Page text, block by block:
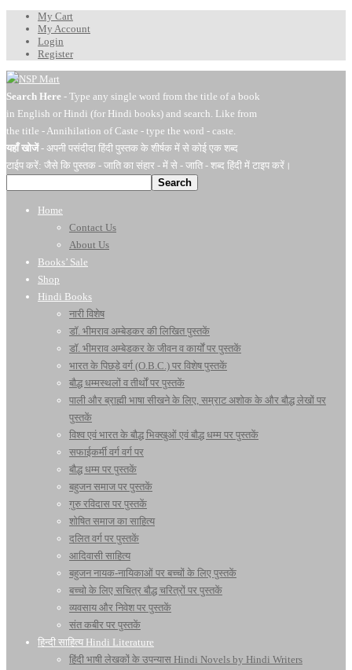
My Cart
My Account
Login
Register
Search Here - Type any single word from the title of a book
in English or Hindi (for Hindi books) and search. Like from
the title - Annihilation of Caste - type the word - caste.
यहाँ खोजें- अपनी पसंदीदा हिंदी पुस्तक के शीर्षक में से कोई एक शब्द
टाईप करें: जैसे कि पुस्तक - जाति का संहार - में से - जाति - शब्द हिंदी में टाइप करें।
Search
Home
Contact Us
About Us
Books’ Sale
Shop
Hindi Books
नारी विशेष
डॉ. भीमराव अम्बेडकर की लिखित पुस्तकें
डॉ. भीमराव अम्बेडकर के जीवन व कार्यों पर पुस्तकें
भारत के पिछड़े वर्ग (O.B.C.) पर विशेष पुस्तकें
बौद्ध धम्मस्थलों व तीर्थों पर पुस्तकें
पाली और ब्राह्मी भाषा सीखने के लिए, सम्राट अशोक के और बौद्ध लेखों पर
पुस्तकें
विश्व एवं भारत के बौद्ध भिक्खुओं एवं बौद्ध धम्म पर पुस्तकें
सफाईकर्मी वर्ग वर्ग पर
बौद्ध धम्म पर पुस्तकें
बहुजन समाज पर पुस्तकें
गुरु रविदास पर पुस्तकें
शोषित समाज का साहित्य
दलित वर्ग पर पुस्तकें
आदिवासी साहित्य
बहुजन नायक-नायिकाओं पर बच्चों के लिए पुस्तकें
बच्चो के लिए सचित्र बौद्ध चरित्रों पर पुस्तकें
व्यवसाय और निवेश पर पुस्तकें
संत कबीर पर पुस्तकें
हिन्दी साहित्य Hindi Literature
हिंदी भाषी लेखकों के उपन्यास Hindi Novels by Hindi Writers